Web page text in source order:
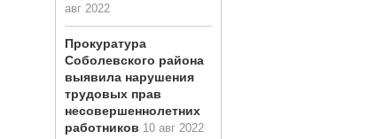
авг 2022
Прокуратура
Соболевского района
выявила нарушения
трудовых прав
несовершеннолетних
работников 10 авг 2022